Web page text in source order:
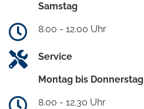
Samstag
8.00 - 12.00 Uhr
Service
Montag bis Donnerstag
8.00 - 12.30 Uhr